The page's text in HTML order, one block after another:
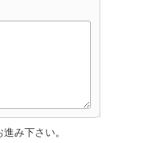
み下さい。